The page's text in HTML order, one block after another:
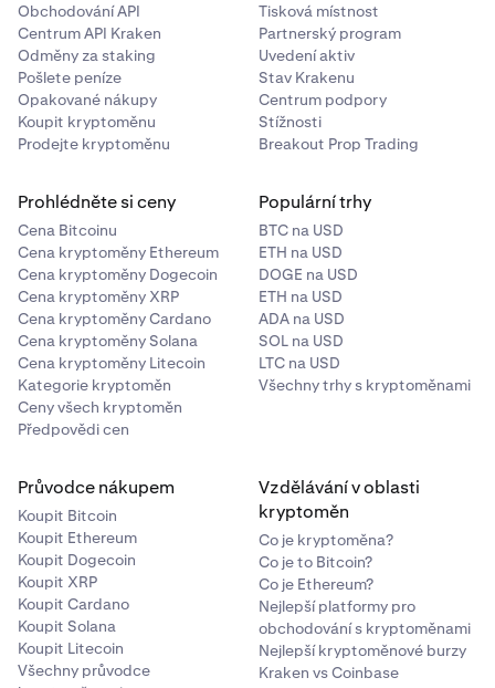
Obchodování API
Centrum API Kraken
Odměny za staking
Pošlete peníze
Opakované nákupy
Koupit kryptoměnu
Prodejte kryptoměnu
Tisková místnost
Partnerský program
Uvedení aktiv
Stav Krakenu
Centrum podpory
Stížnosti
Breakout Prop Trading
Prohlédněte si ceny
Cena Bitcoinu
Cena kryptoměny Ethereum
Cena kryptoměny Dogecoin
Cena kryptoměny XRP
Cena kryptoměny Cardano
Cena kryptoměny Solana
Cena kryptoměny Litecoin
Kategorie kryptoměn
Ceny všech kryptoměn
Předpovědi cen
Populární trhy
BTC na USD
ETH na USD
DOGE na USD
ETH na USD
ADA na USD
SOL na USD
LTC na USD
Všechny trhy s kryptoměnami
Průvodce nákupem
Koupit Bitcoin
Koupit Ethereum
Koupit Dogecoin
Koupit XRP
Koupit Cardano
Koupit Solana
Koupit Litecoin
Všechny průvodce
Vzdělávání v oblasti
kryptoměn
Co je kryptoměna?
Co je to Bitcoin?
Co je Ethereum?
Nejlepší platformy pro
obchodování s kryptoměnami
Nejlepší kryptoměnové burzy
Kraken vs Coinbase